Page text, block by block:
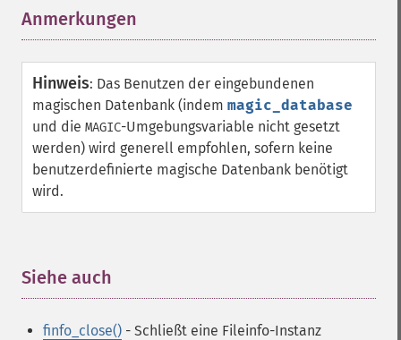
Anmerkungen
Hinweis: Das Benutzen der eingebundenen
magischen Datenbank (indem magic_database
und die MAGIC-Umgebungsvariable nicht gesetzt
werden) wird generell empfohlen, sofern keine
benutzerdefinierte magische Datenbank benötigt
wird.
Siehe auch
finfo_close() - Schließt eine Fileinfo-Instanz